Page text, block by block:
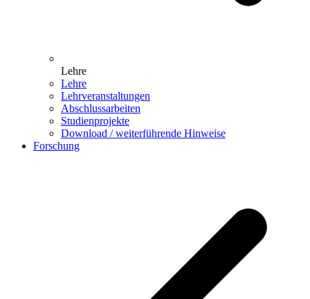
Lehre
Lehre
Lehrveranstaltungen
Abschlussarbeiten
Studienprojekte
Download / weiterführende Hinweise
Forschung